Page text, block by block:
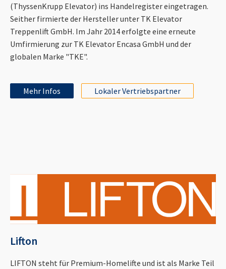
(ThyssenKrupp Elevator) ins Handelregister eingetragen.
Seither firmierte der Hersteller unter TK Elevator
Treppenlift GmbH. Im Jahr 2014 erfolgte eine erneute
Umfirmierung zur TK Elevator Encasa GmbH und der
globalen Marke "TKE".
Mehr Infos Lokaler Vertriebspartner
Lifton
LIFTON steht für Premium-Homelifte und ist als Marke Teil